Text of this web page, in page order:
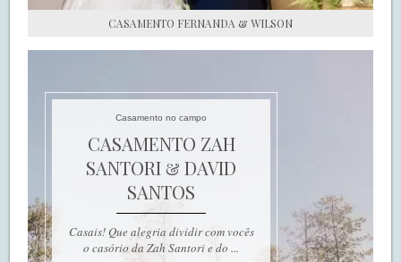
CASAMENTO FERNANDA & WILSON
Casamento no campo
CASAMENTO ZAH
SANTORI & DAVID
SANTOS
Casais! Que alegria dividir com vocês
o casório da Zah Santori e do ...